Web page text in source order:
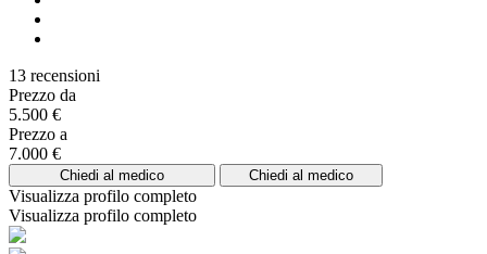
13 recensioni
Prezzo da
5.500 €
Prezzo a
7.000 €
Chiedi al medico Chiedi al medico
Visualizza profilo completo
Visualizza profilo completo